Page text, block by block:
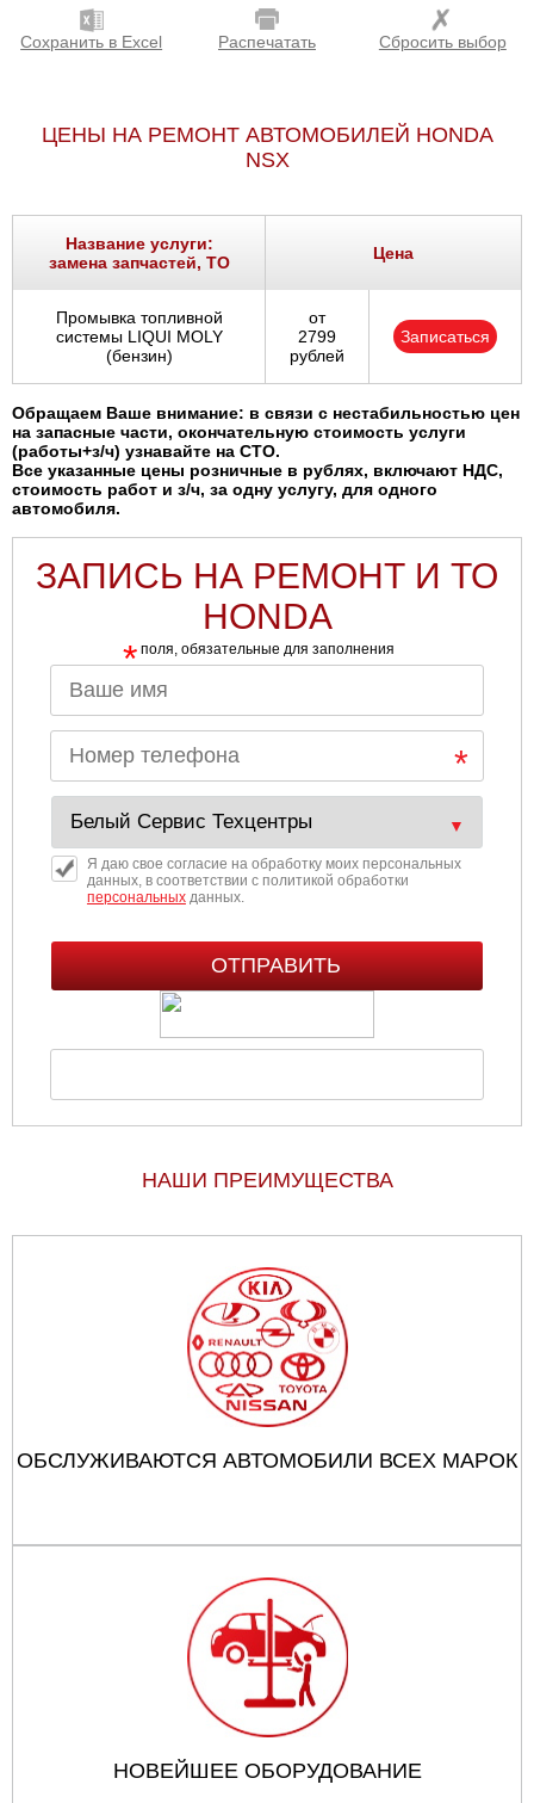
Оренбург
Петрозаводск
Ростов-на-Дону
Самара
Санкт-Петербург
Саратов
Солнцево
Сочи
Тольятти
Тула
Тюмень
Ульяновск
Чебоксары
Челябинск
Череповец
Ярославль
Сохранить в Excel Распечатать Сбросить выбор
ЦЕНЫ НА РЕМОНТ АВТОМОБИЛЕЙ HONDA
NSX
Название услуги:
замена запчастей, ТО
Цена
Промывка топливной
системы LIQUI MOLY
(бензин)
от
2799
рублей
Записаться
Обращаем Ваше внимание: в связи с нестабильностью цен
на запасные части, окончательную стоимость услуги
(работы+з/ч) узнавайте на СТО.
Все указанные цены розничные в рублях, включают НДС,
стоимость работ и з/ч, за одну услугу, для одного
автомобиля.
ЗАПИСЬ НА РЕМОНТ И ТО
HONDA
* поля, обязательные для заполнения
Я даю свое согласие на обработку моих персональных
данных, в соответствии с политикой обработки
персональныхданных.
НАШИ ПРЕИМУЩЕСТВА
ОБСЛУЖИВАЮТСЯ АВТОМОБИЛИ ВСЕХ МАРОК
НОВЕЙШЕЕ ОБОРУДОВАНИЕ